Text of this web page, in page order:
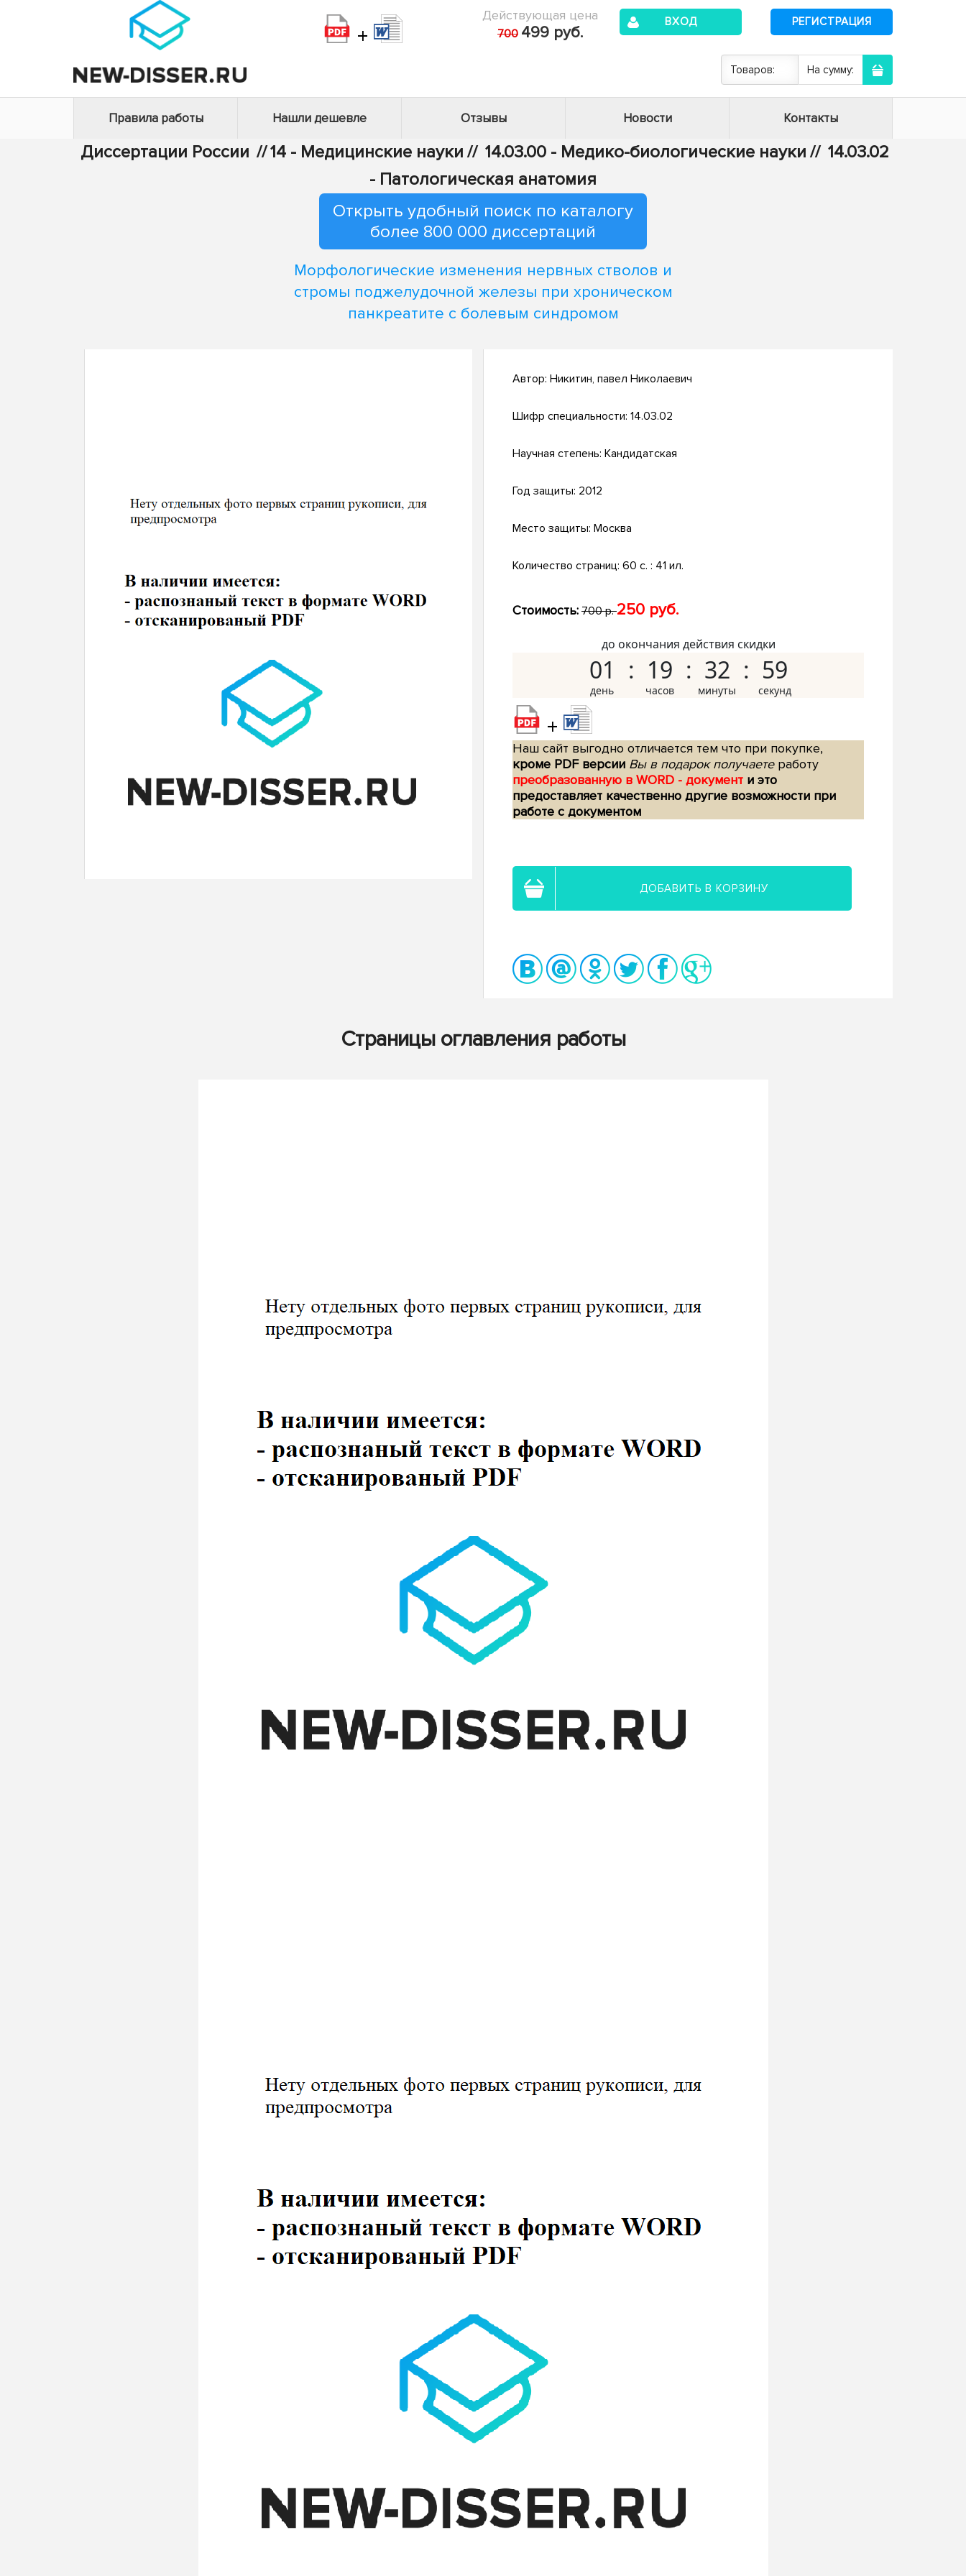
+
Действующая цена
700 499 руб.
ВХОД РЕГИСТРАЦИЯ
Товаров: На сумму:
Правила работы Нашли дешевле Отзывы Новости Контакты
Диссертации России //14 - Медицинские науки // 14.03.00 - Медико-биологические науки // 14.03.02
- Патологическая анатомия
Открыть удобный поиск по каталогу
более 800 000 диссертаций
Морфологические изменения нервных стволов и
стромы поджелудочной железы при хроническом
панкреатите с болевым синдромом
Автор: Никитин, павел Николаевич
Шифр специальности: 14.03.02
Научная степень: Кандидатская
Год защиты: 2012
Место защиты: Москва
Количество страниц: 60 с. : 41 ил.
Стоимость: 700 р.250 руб.
до окончания действия скидки
01 19 32 58
+
Наш сайт выгодно отличается тем что при покупке,
кроме PDF версии Вы в подарок получаетеработу
преобразованную в WORD - документ и это
предоставляет качественно другие возможности при
работе с документом
ДОБАВИТЬ В КОРЗИНУ
Страницы оглавления работы